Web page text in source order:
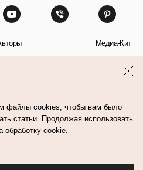
Медиа-Кит
файлы cookies, чтобы вам было
статьи. Продолжая использовать
обработку cookie.